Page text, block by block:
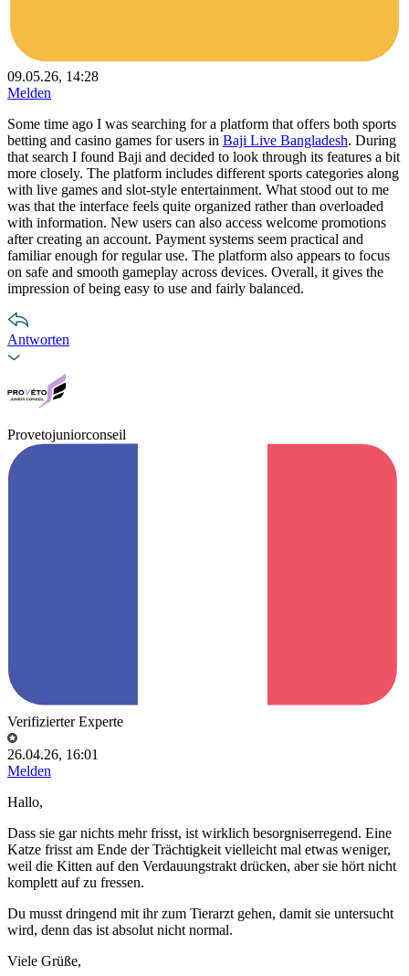
09.05.26, 14:28
Melden
Some time ago I was searching for a platform that offers both sports
betting and casino games for users in Baji Live Bangladesh. During
that search I found Baji and decided to look through its features a bit
more closely. The platform includes different sports categories along
with live games and slot-style entertainment. What stood out to me
was that the interface feels quite organized rather than overloaded
with information. New users can also access welcome promotions
after creating an account. Payment systems seem practical and
familiar enough for regular use. The platform also appears to focus
on safe and smooth gameplay across devices. Overall, it gives the
impression of being easy to use and fairly balanced.
Antworten
Provetojuniorconseil
Verifizierter Experte
26.04.26, 16:01
Melden
Hallo,
Dass sie gar nichts mehr frisst, ist wirklich besorgniserregend. Eine
Katze frisst am Ende der Trächtigkeit vielleicht mal etwas weniger,
weil die Kitten auf den Verdauungstrakt drücken, aber sie hört nicht
komplett auf zu fressen.
Du musst dringend mit ihr zum Tierarzt gehen, damit sie untersucht
wird, denn das ist absolut nicht normal.
Viele Grüße,